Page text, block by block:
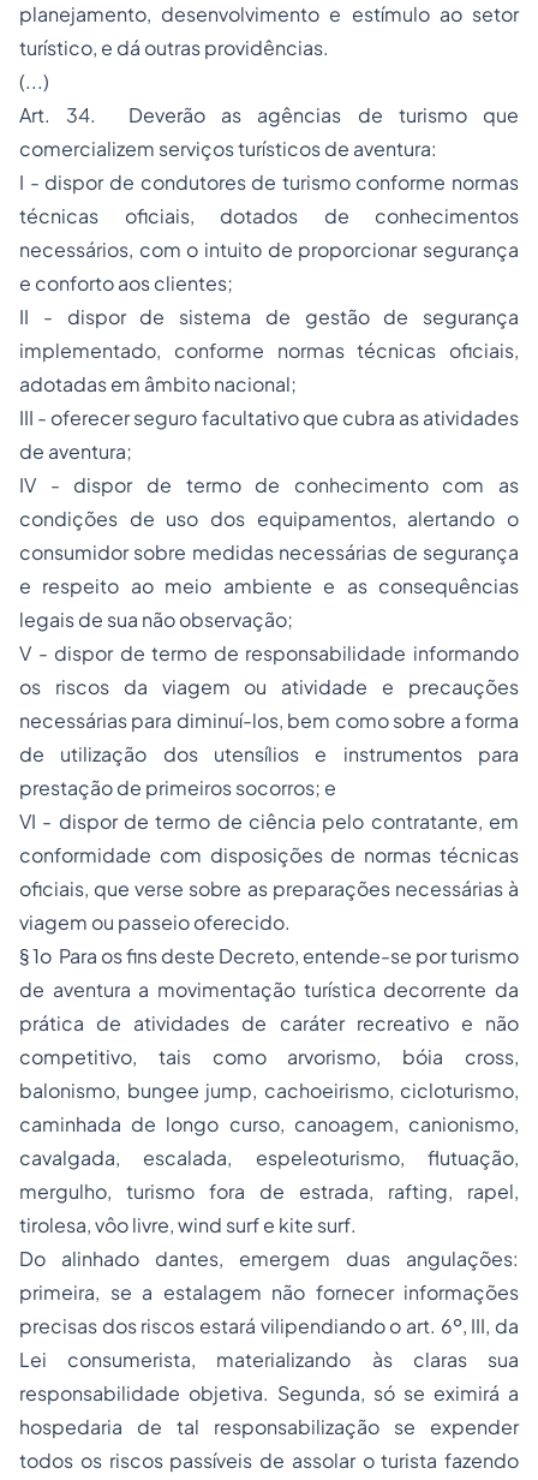
planejamento, desenvolvimento e estímulo ao setor
turístico, e dá outras providências.
(...)
Art. 34. Deverão as agências de turismo que
comercializem serviços turísticos de aventura:
I - dispor de condutores de turismo conforme normas
técnicas oficiais, dotados de conhecimentos
necessários, com o intuito de proporcionar segurança
e conforto aos clientes;
II - dispor de sistema de gestão de segurança
implementado, conforme normas técnicas oficiais,
adotadas em âmbito nacional;
III - oferecersegurofacultativo que cubra as atividades
de aventura;
IV - dispor de termo de conhecimento com as
condições de uso dos equipamentos, alertando o
consumidor sobre medidas necessárias de segurança
e respeito ao meio ambiente e as consequências
legais de sua não observação;
V - dispor de termo de responsabilidade informando
os riscos da viagem ou atividade e precauções
necessárias para diminuí-los, bem como sobre a forma
de utilização dos utensílios e instrumentos para
prestação de primeiros socorros; e
VI - dispor de termo de ciência pelo contratante, em
conformidade com disposições de normas técnicas
oficiais, que verse sobre as preparações necessárias à
viagem ou passeio oferecido.
§ 1o Para os fins deste Decreto, entende-se por turismo
de aventura a movimentação turística decorrente da
prática de atividades de caráter recreativo e não
competitivo, tais como arvorismo, bóia cross,
balonismo, bungee jump, cachoeirismo, cicloturismo,
caminhada de longo curso, canoagem, canionismo,
cavalgada, escalada, espeleoturismo, flutuação,
mergulho, turismo fora de estrada, rafting, rapel,
tirolesa, vôo livre, wind surf e kite surf.
Do alinhado dantes, emergem duas angulações:
primeira, se a estalagem não fornecer informações
precisas dos riscos estará vilipendiando o art. 6º, III, da
Lei consumerista, materializando às claras sua
responsabilidade objetiva. Segunda, só se eximirá a
hospedaria de tal responsabilização se expender
todos os riscos passíveis de assolar o turista fazendo